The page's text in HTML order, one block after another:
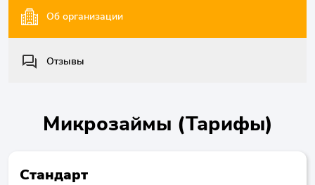
Об организации
Отзывы
Микрозаймы (Тарифы)
Стандарт